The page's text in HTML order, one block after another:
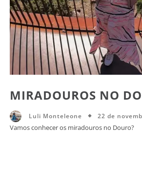
MIRADOUROS NO
Luli Monteleone 22 de
Vamos conhecer os miradouros no Douro?